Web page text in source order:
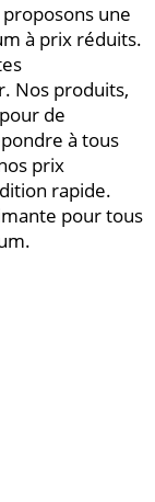
une
à prix réduits.
Nos produits,
de
à tous
prix
rapide.
pour tous